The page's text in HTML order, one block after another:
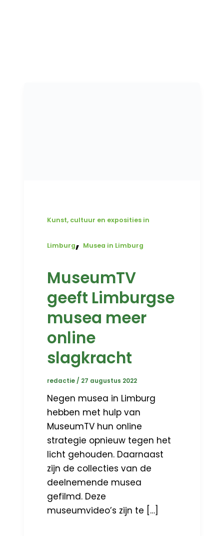
Kunst, cultuur en exposities in
Limburg, Musea in Limburg
MuseumTV
geeft Limburgse
musea meer
online
slagkracht
redactie/ 27 augustus 2022
Negen musea in Limburg
hebben met hulp van
MuseumTV hun online
strategie opnieuw tegen het
licht gehouden. Daarnaast
zijn de collecties van de
deelnemende musea
gefilmd. Deze
museumvideo’s zijn te […]